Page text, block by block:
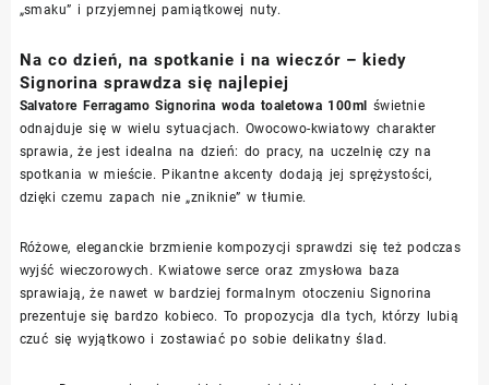
„smaku” i przyjemnej pamiątkowej nuty.
Na co dzień, na spotkanie i na wieczór – kiedy
Signorina sprawdza się najlepiej
Salvatore Ferragamo Signorina woda toaletowa 100ml świetnie
odnajduje się w wielu sytuacjach. Owocowo-kwiatowy charakter
sprawia, że jest idealna na dzień: do pracy, na uczelnię czy na
spotkania w mieście. Pikantne akcenty dodają jej sprężystości,
dzięki czemu zapach nie „zniknie” w tłumie.
Różowe, eleganckie brzmienie kompozycji sprawdzi się też podczas
wyjść wieczorowych. Kwiatowe serce oraz zmysłowa baza
sprawiają, że nawet w bardziej formalnym otoczeniu Signorina
prezentuje się bardzo kobieco. To propozycja dla tych, którzy lubią
czuć się wyjątkowo i zostawiać po sobie delikatny ślad.